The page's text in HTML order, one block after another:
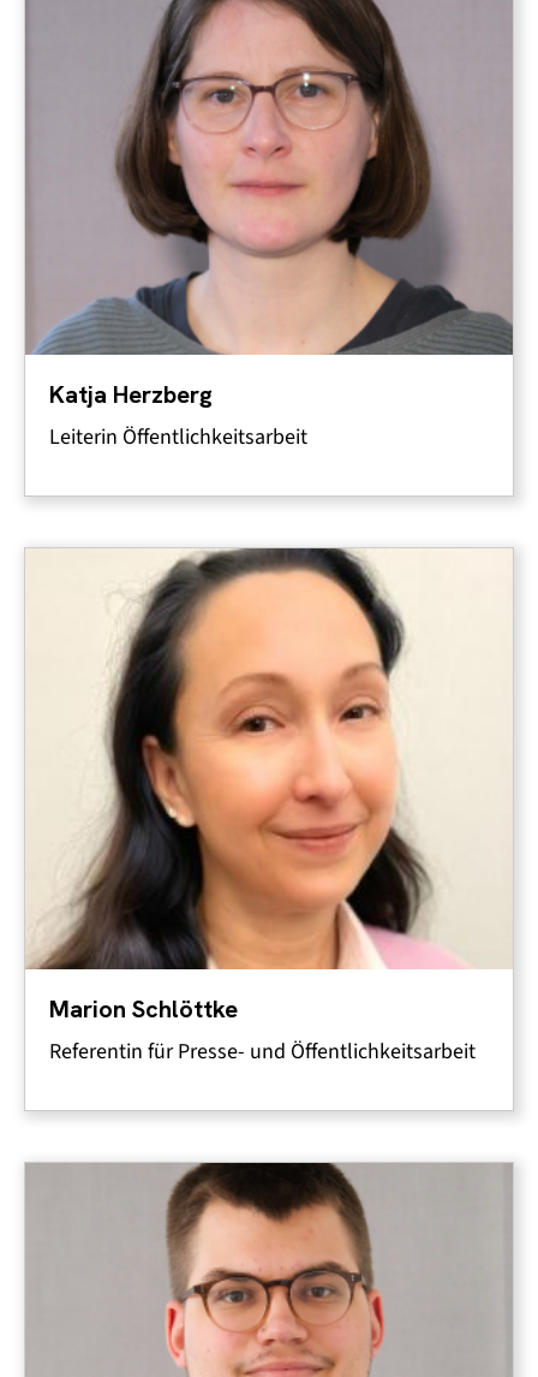
Katja Herzberg
Leiterin Öffentlichkeitsarbeit
Marion Schlöttke
Referentin für Presse- und Öffentlichkeitsarbeit